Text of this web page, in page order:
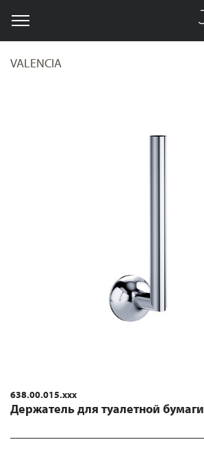
VALENCIA
638.00.015.xxx
Держатель для туалетной бумаги